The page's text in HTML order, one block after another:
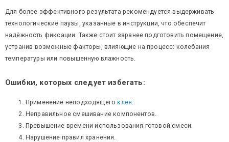
Для более эффективного результата рекомендуется выдерживать
технологические паузы, указанные в инструкции, что обеспечит
надёжность фиксации. Также стоит заранее подготовить помещение,
устранив возможные факторы, влияющие на процесс: колебания
температуры или повышенную влажность.
Ошибки, которых следует избегать:
Применение неподходящегоклея.
Неправильное смешивание компонентов.
Превышение времени использования готовой смеси.
Нарушение правил хранения.